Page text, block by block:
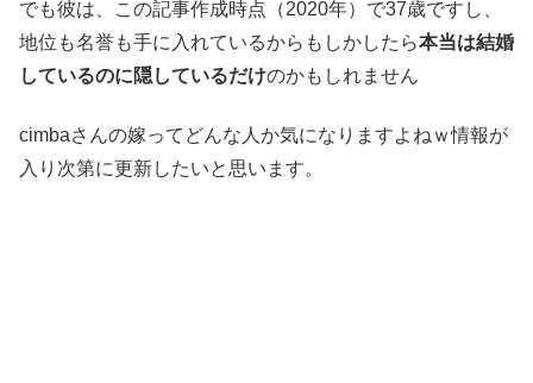
でも彼は、この記事作成時点（2020年）で37歳ですし、
地位も名誉も手に入れているからもしかしたら本当は結婚
しているのに隠しているだけのかもしれません
cimbaさんの嫁ってどんな人か気になりますよねｗ情報が
入り次第に更新したいと思います。